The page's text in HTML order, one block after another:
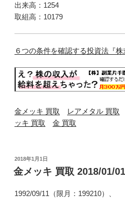
出来高：1254
取組高：10179
６つの条件を確認する投資法『株
金メッキ 買取 レアメタル 買取
ッキ 買取
金 買取
投
稿
日:
2018年1月1日
金メッキ 買取 2018/01/
1992/09/11（限月：199210）、